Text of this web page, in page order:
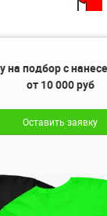
на подбор с
от 10 000 руб
Оставить заявку